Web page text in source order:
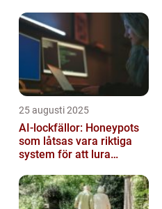
25 augusti 2025
AI-lockfällor: Honeypots
som låtsas vara riktiga
system för att lura